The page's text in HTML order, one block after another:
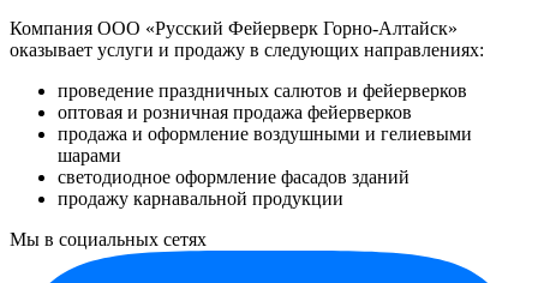
Компания ООО «Русский Фейерверк Горно-Алтайск»
оказывает услуги и продажу в следующих направлениях:
проведение праздничных салютов и фейерверков
оптовая и розничная продажа фейерверков
продажа и оформление воздушными и гелиевыми
шарами
светодиодное оформление фасадов зданий
продажу карнавальной продукции
Мы в социальных сетях